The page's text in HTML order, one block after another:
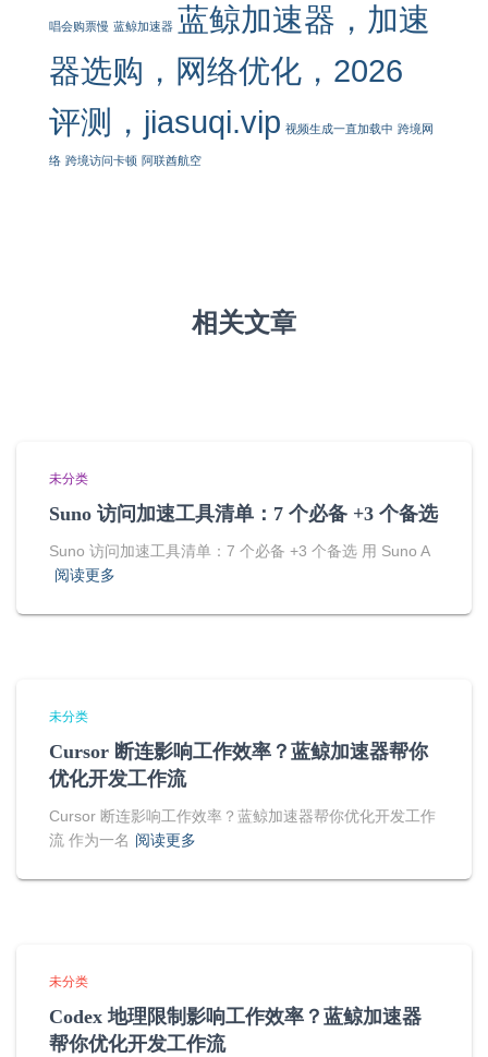
唱会购票慢 蓝鲸加速器 蓝鲸加速器，加速
器选购，网络优化，2026
评测，jiasuqi.vip 视频生成一直加载中 跨境网
络 跨境访问卡顿 阿联酋航空
相关文章
未分类
Suno 访问加速工具清单：7 个必备 +3 个备选
Suno 访问加速工具清单：7 个必备 +3 个备选 用 Suno A
阅读更多
未分类
Cursor 断连影响工作效率？蓝鲸加速器帮你
优化开发工作流
Cursor 断连影响工作效率？蓝鲸加速器帮你优化开发工作
流 作为一名 阅读更多
未分类
Codex 地理限制影响工作效率？蓝鲸加速器
帮你优化开发工作流